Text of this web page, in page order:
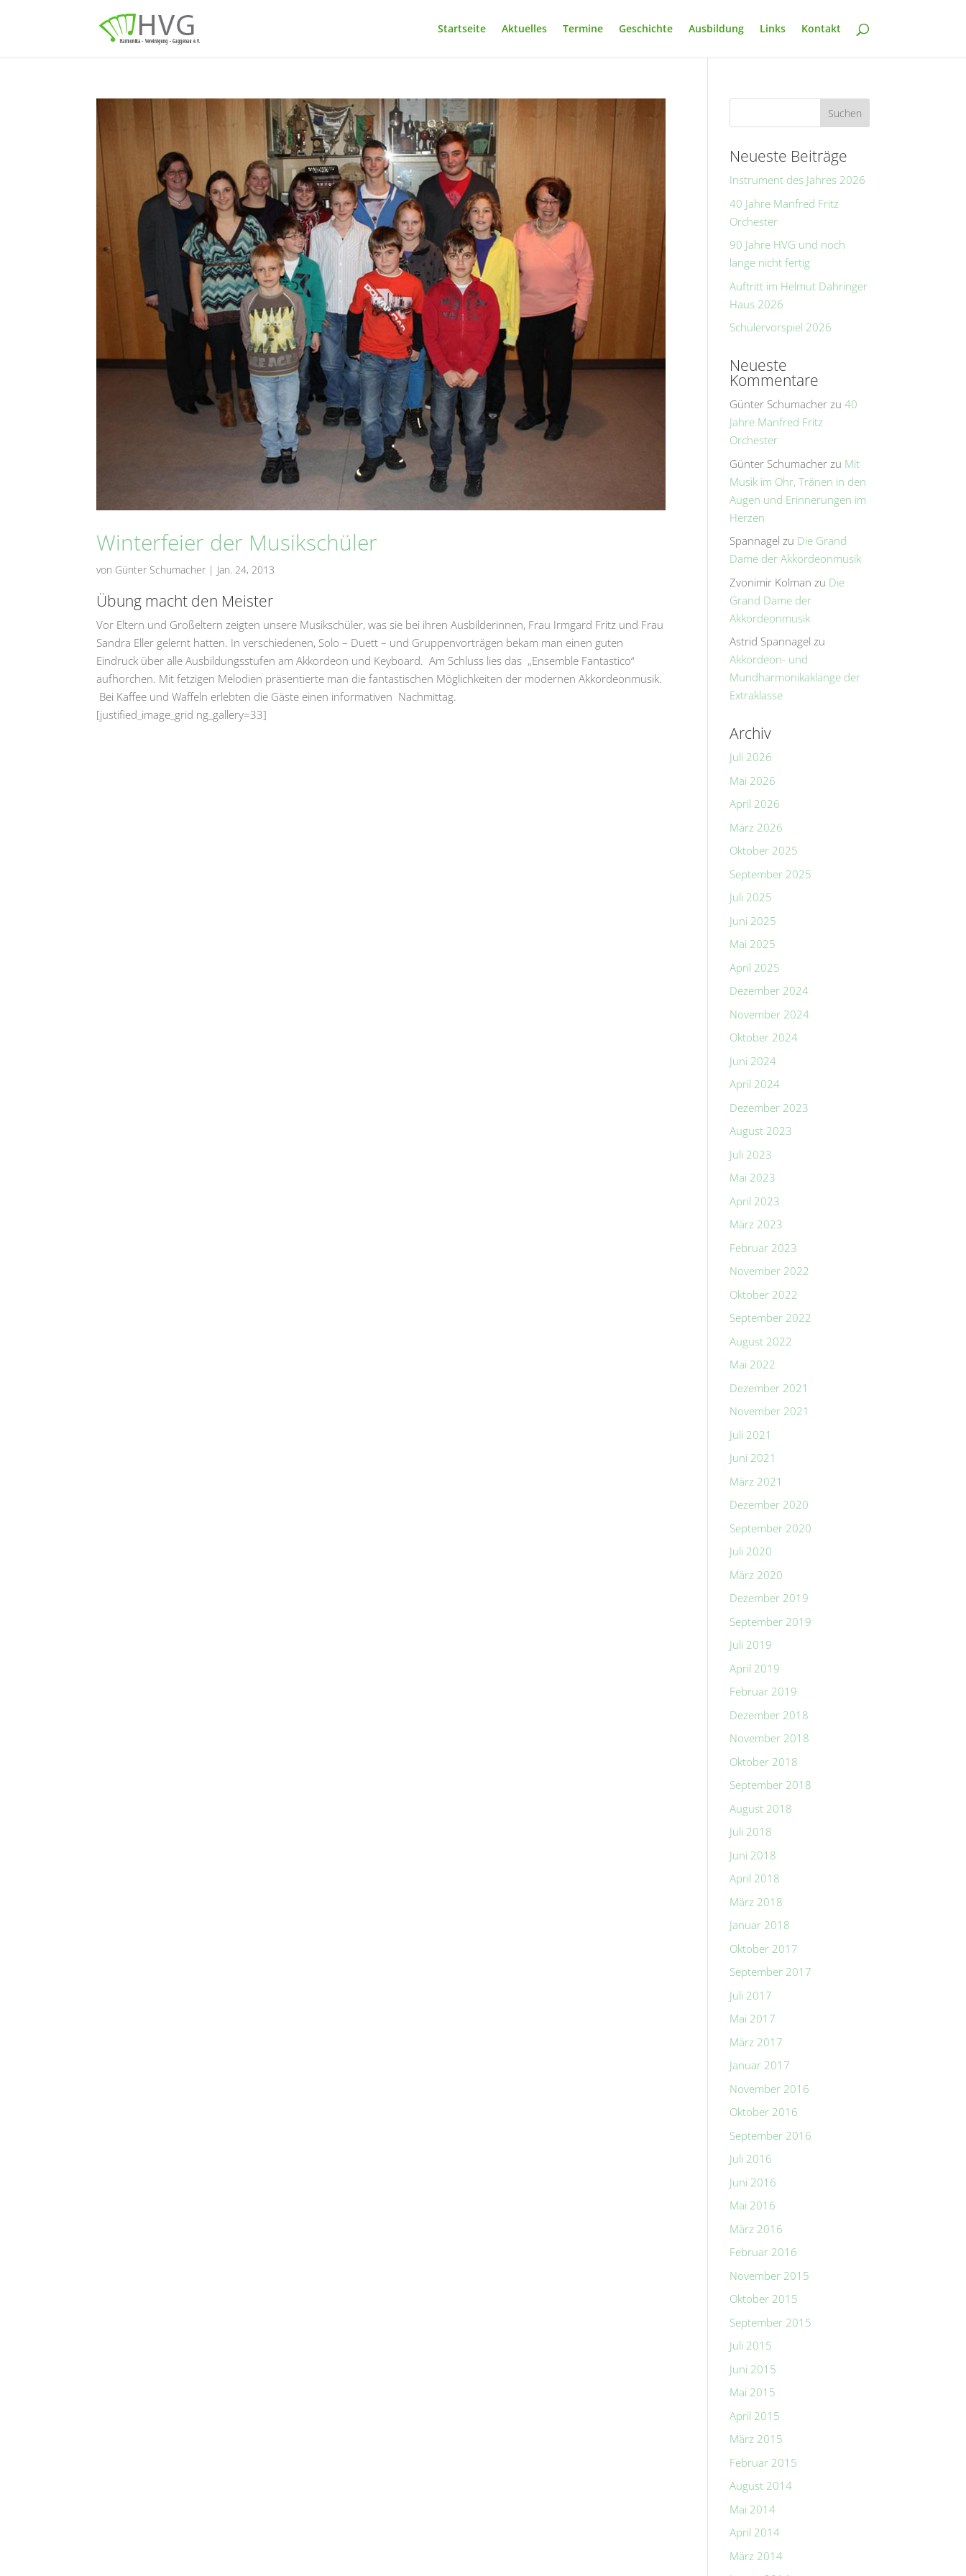
Startseite Aktuelles Termine Geschichte Ausbildung Links Kontakt
Winterfeier der Musikschüler
von Günter Schumacher | Jan. 24, 2013
Übung macht den Meister
Vor Eltern und Großeltern zeigten unsere Musikschüler, was sie bei ihren Ausbilderinnen, Frau Irmgard Fritz und Frau
Sandra Eller gelernt hatten. In verschiedenen, Solo – Duett – und Gruppenvorträgen bekam man einen guten
Eindruck über alle Ausbildungsstufen am Akkordeon und Keyboard. Am Schluss lies das „Ensemble Fantastico“
aufhorchen. Mit fetzigen Melodien präsentierte man die fantastischen Möglichkeiten der modernen Akkordeonmusik.
Bei Kaffee und Waffeln erlebten die Gäste einen informativen Nachmittag.
[justified_image_grid ng_gallery=33]
Neueste Beiträge
Instrument des Jahres 2026
40 Jahre Manfred Fritz
Orchester
90 Jahre HVG und noch
lange nicht fertig
Auftritt im Helmut Dahringer
Haus 2026
Schülervorspiel 2026
Neueste
Kommentare
Günter Schumacher zu40
Jahre Manfred Fritz
Orchester
Günter Schumacher zu Mit
Musik im Ohr, Tränen in den
Augen und Erinnerungen im
Herzen
Spannagel zu Die Grand
Dame der Akkordeonmusik
Zvonimir Kolman zu Die
Grand Dame der
Akkordeonmusik
Astrid Spannagel zu
Akkordeon- und
Mundharmonikaklänge der
Extraklasse
Archiv
Juli 2026
Mai 2026
April 2026
März 2026
Oktober 2025
September 2025
Juli 2025
Juni 2025
Mai 2025
April 2025
Dezember 2024
November 2024
Oktober 2024
Juni 2024
April 2024
Dezember 2023
August 2023
Juli 2023
Mai 2023
April 2023
März 2023
Februar 2023
November 2022
Oktober 2022
September 2022
August 2022
Mai 2022
Dezember 2021
November 2021
Juli 2021
Juni 2021
März 2021
Dezember 2020
September 2020
Juli 2020
März 2020
Dezember 2019
September 2019
Juli 2019
April 2019
Februar 2019
Dezember 2018
November 2018
Oktober 2018
September 2018
August 2018
Juli 2018
Juni 2018
April 2018
März 2018
Januar 2018
Oktober 2017
September 2017
Juli 2017
Mai 2017
März 2017
Januar 2017
November 2016
Oktober 2016
September 2016
Juli 2016
Juni 2016
Mai 2016
März 2016
Februar 2016
November 2015
Oktober 2015
September 2015
Juli 2015
Juni 2015
Mai 2015
April 2015
März 2015
Februar 2015
August 2014
Mai 2014
April 2014
März 2014